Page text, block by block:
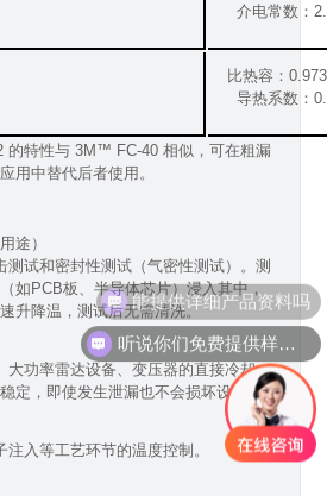
介电常数：
比热容：
导热系数：
的特性与 3M™ FC-40 相似，可在粗漏
用中替代后者使用。
途）
试和密封性测试（气密性测试）。测
如PCB板、半导体芯片）浸入其中，
升降温，测试后无需清洗。
功率雷达设备、变压器的直接冷却。
定，即使发生泄漏也不会损坏设备。
入等工艺环节的温度控制。
能提供详细产品资料吗